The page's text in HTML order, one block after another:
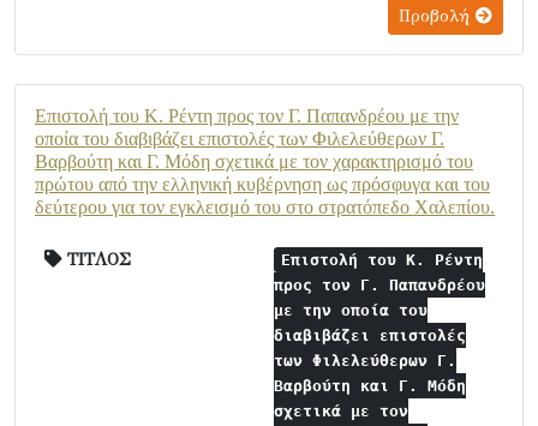
Προβολή
Επιστολή του Κ. Ρέντη προς τον Γ. Παπανδρέου με την
οποία του διαβιβάζει επιστολές των Φιλελεύθερων Γ.
Βαρβούτη και Γ. Μόδη σχετικά με τον χαρακτηρισμό του
πρώτου από την ελληνική κυβέρνηση ως πρόσφυγα και του
δεύτερου για τον εγκλεισμό του στο στρατόπεδο Χαλεπίου.
ΤΙΤΛΟΣ
Επιστολή του Κ. Ρέντη
προς τον Γ. Παπανδρέου
με την οποία του
διαβιβάζει επιστολές
των Φιλελεύθερων Γ.
Βαρβούτη και Γ. Μόδη
σχετικά με τον